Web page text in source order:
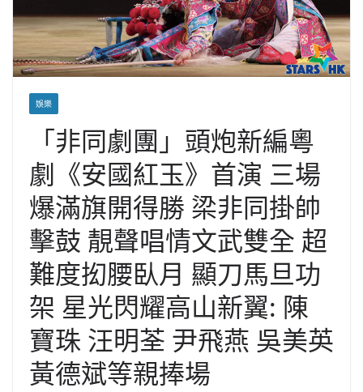
娛樂
「非同劇團」頭炮新編粵
劇《安國紅玉》首演 三場
爆滿旗開得勝 梁非同掛帥
擊鼓 靚聲唱情文武雙全 超
難度抝腰臥月 顯刀馬旦功
架 星光閃耀高山新翼: 陳
寶珠 汪明荃 尹飛燕 吳美英
黃德斌等親捧場